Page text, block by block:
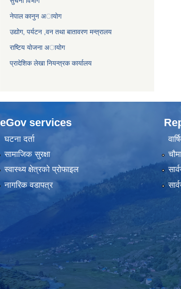
नेपाल कानुन अायाेग
उद्योग, पर्यटन ,वन तथा बातावरण मन्त्रालय
राष्टिय याेजना अायोग
प्रादेशिक लेखा नियन्त्रक कार्यालय
eGov services
घटना दर्ता
सामाजिक सुरक्षा
स्वास्थ्य क्षेत्रको प्रोफाइल
नागरिक वडापत्र